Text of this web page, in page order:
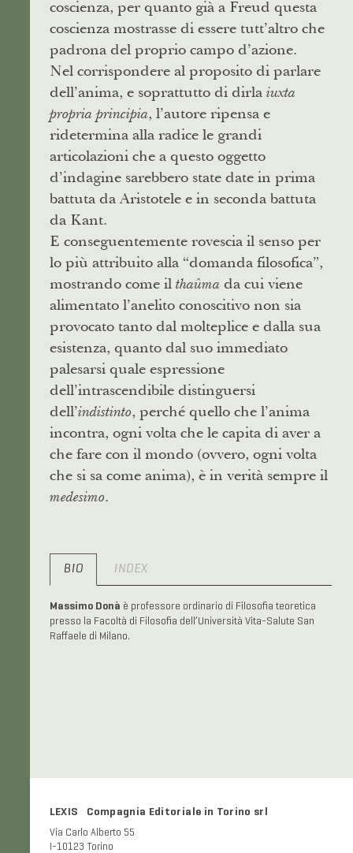
coscienza, per quanto già a Freud questa
coscienza mostrasse di essere tutt’altro che
padrona del proprio campo d’azione.
Nel corrispondere al proposito di parlare
dell’anima, e soprattutto di dirla iuxta
propria principia, l’autore ripensa e
ridetermina alla radice le grandi
articolazioni che a questo oggetto
d’indagine sarebbero state date in prima
battuta da Aristotele e in seconda battuta
da Kant.
E conseguentemente rovescia il senso per
lo più attribuito alla “domanda filosofica”,
mostrando come il thaûmada cui viene
alimentato l’anelito conoscitivo non sia
provocato tanto dal molteplice e dalla sua
esistenza, quanto dal suo immediato
palesarsi quale espressione
dell’intrascendibile distinguersi
dell’indistinto, perché quello che l’anima
incontra, ogni volta che le capita di aver a
che fare con il mondo (ovvero, ogni volta
che si sa come anima), è in verità sempre il
medesimo.
BIO INDEX
Massimo Donà è professore ordinario di Filosofia teoretica
presso la Facoltà di Filosofia dell’Università Vita-Salute San
Raffaele di Milano.
LEXIS Compagnia Editoriale in Torino srl
Via Carlo Alberto 55
I-10123 Torino